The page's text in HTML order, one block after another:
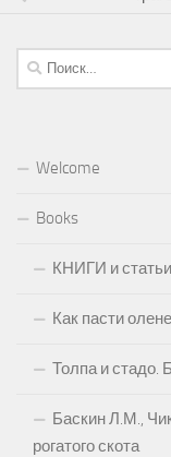
Найти:
Welcome
Books
КНИГИ и статьи
Как пасти
Толпа и стадо.
Баскин Л.М.,
рогатого скота